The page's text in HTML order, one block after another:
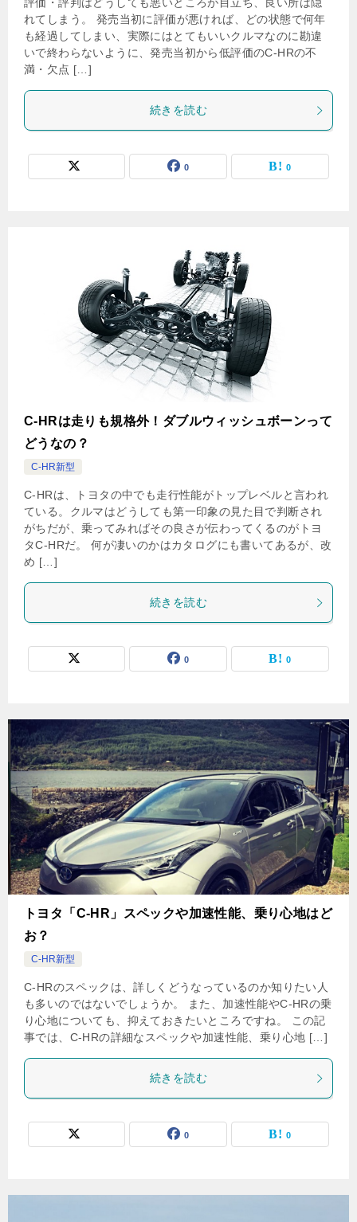
れてしまう。 発売当初に評価が悪ければ、どの状態で何年
も経過してしまい、実際にはとてもいいクルマなのに勘違
いで終わらないように、発売当初から低評価のC-HRの不
満・欠点 […]
続きを読む
0 0
C-HRは走りも規格外！ダブルウィッシュボーンって
どうなの？
C-HR新型
C-HRは、トヨタの中でも走行性能がトップレベルと言われ
ている。クルマはどうしても第一印象の見た目で判断され
がちだが、乗ってみればその良さが伝わってくるのがトヨ
タC-HRだ。 何が凄いのかはカタログにも書いてあるが、改
め […]
続きを読む
0 0
トヨタ「C-HR」スペックや加速性能、乗り心地はど
お？
C-HR新型
C-HRのスペックは、詳しくどうなっているのか知りたい人
も多いのではないでしょうか。 また、加速性能やC-HRの乗
り心地についても、抑えておきたいところですね。 この記
事では、C-HRの詳細なスペックや加速性能、乗り心地 […]
続きを読む
0 0